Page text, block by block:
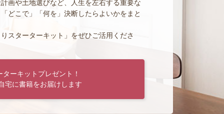
画や土地選びなど、人生を左右する重要な
どこで」「何を」決断したらよいかをまと
スターターキット」をぜひご活用くださ
ーキットプレゼント！
宅に書籍をお届けします